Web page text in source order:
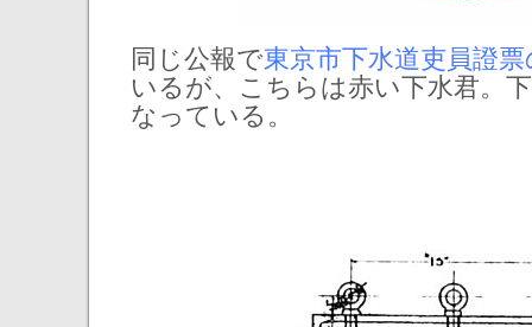
同じ公報で東京市下水道吏員證
いるが、こちらは赤い下水君。
なっている。